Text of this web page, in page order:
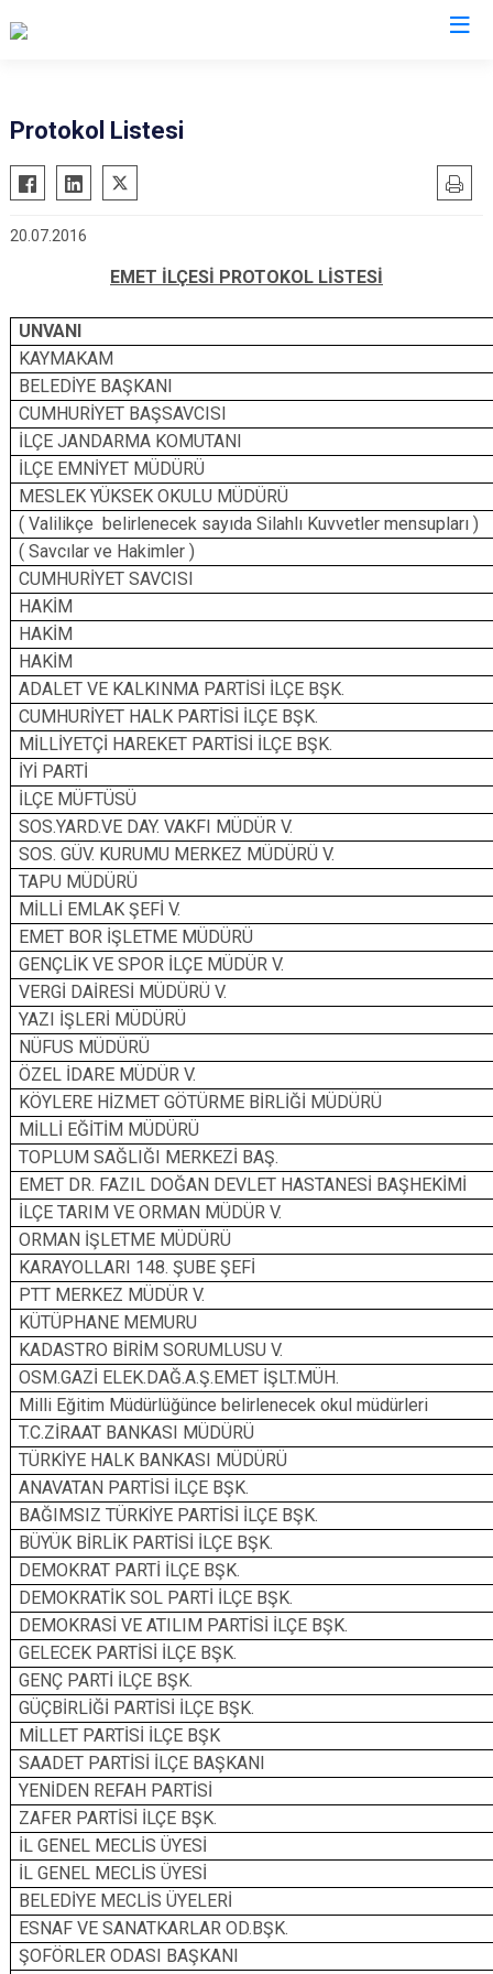
Altıntaş
Aslanapa
Çavdarhisar
Emet
Şaphane
Tavşanlı
Protokol Listesi
20.07.2016
EMET İLÇESİ PROTOKOL LİSTESİ
UNVANI
KAYMAKAM
BELEDİYE BAŞKANI
CUMHURİYET BAŞSAVCISI
İLÇE JANDARMA KOMUTANI
İLÇE EMNİYET MÜDÜRÜ
MESLEK YÜKSEK OKULU MÜDÜRÜ
( Valilikçe belirlenecek sayıda Silahlı
( Savcılar ve Hakimler )
CUMHURİYET SAVCISI
HAKİM
HAKİM
HAKİM
ADALET VE KALKINMA PARTİSİ İLÇE BŞK.
CUMHURİYET HALK PARTİSİ İLÇE BŞK.
MİLLİYETÇİ HAREKET PARTİSİ İLÇE BŞK.
İYİ PARTİ
İLÇE MÜFTÜSÜ
SOS.YARD.VE DAY. VAKFI MÜDÜR V.
SOS. GÜV. KURUMU MERKEZ MÜDÜRÜ V.
TAPU MÜDÜRÜ
MİLLİ EMLAK ŞEFİ V.
EMET BOR İŞLETME MÜDÜRÜ
GENÇLİK VE SPOR İLÇE MÜDÜR V.
VERGİ DAİRESİ MÜDÜRÜ V.
YAZI İŞLERİ MÜDÜRÜ
NÜFUS MÜDÜRÜ
ÖZEL İDARE MÜDÜR V.
KÖYLERE HİZMET GÖTÜRME BİRLİĞİ MÜDÜRÜ
MİLLİ EĞİTİM MÜDÜRÜ
TOPLUM SAĞLIĞI MERKEZİ BAŞ.
EMET DR. FAZIL DOĞAN DEVLET HASTANESİ BAŞHEKİMİ
İLÇE TARIM VE ORMAN MÜDÜR V.
ORMAN İŞLETME MÜDÜRÜ
KARAYOLLARI 148. ŞUBE ŞEFİ
PTT MERKEZ MÜDÜR V.
KÜTÜPHANE MEMURU
KADASTRO BİRİM SORUMLUSU V.
OSM.GAZİ ELEK.DAĞ.A.Ş.EMET İŞLT.MÜH.
Milli Eğitim Müdürlüğünce belirlenecek okul müdürleri
T.C.ZİRAAT BANKASI MÜDÜRÜ
TÜRKİYE HALK BANKASI MÜDÜRÜ
ANAVATAN PARTİSİ İLÇE BŞK.
BAĞIMSIZ TÜRKİYE PARTİSİ İLÇE BŞK.
BÜYÜK BİRLİK PARTİSİ İLÇE BŞK.
DEMOKRAT PARTİ İLÇE BŞK.
DEMOKRATİK SOL PARTİ İLÇE BŞK.
DEMOKRASİ VE ATILIM PARTİSİ İLÇE BŞK.
GELECEK PARTİSİ İLÇE BŞK.
GENÇ PARTİ İLÇE BŞK.
GÜÇBİRLİĞİ PARTİSİ İLÇE BŞK.
MİLLET PARTİSİ İLÇE BŞK
SAADET PARTİSİ İLÇE BAŞKANI
YENİDEN REFAH PARTİSİ
ZAFER PARTİSİ İLÇE BŞK.
İL GENEL MECLİS ÜYESİ
İL GENEL MECLİS ÜYESİ
BELEDİYE
ESNAF VE SANATKARLAR OD.BŞK.
ŞOFÖRLER ODASI BAŞKANI